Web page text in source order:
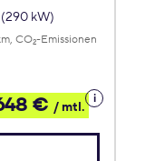
kW)
CO2-Emissionen
€ / mtl.
Details
zum